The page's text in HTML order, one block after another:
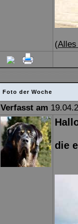
(
Foto der Woche
Verfasst am
die